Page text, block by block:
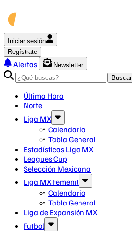
Iniciar sesión
Regístrate
Alertas
Newsletter
Buscar
Última Hora
Norte
Liga MX
Calendario
Tabla General
Estadísticas Liga MX
Leagues Cup
Selección Mexicana
Liga MX Femenil
Calendario
Tabla General
Liga de Expansión MX
Futbol